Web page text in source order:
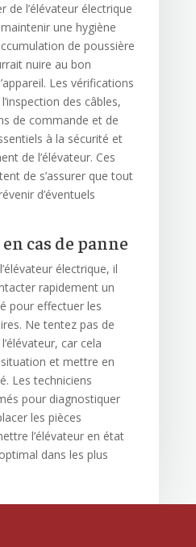
de l’élévateur électrique
une hygiène
de poussière
nuire au bon
Les vérifications
des câbles,
de commande et de
à la sécurité et
de l’élévateur. Ces
de s’assurer que tout
d’éventuels
cas de panne
électrique, il
rapidement un
pour effectuer les
Ne tentez pas de
car cela
et mettre en
Les techniciens
pour diagnostiquer
les pièces
l’élévateur en état
dans les plus